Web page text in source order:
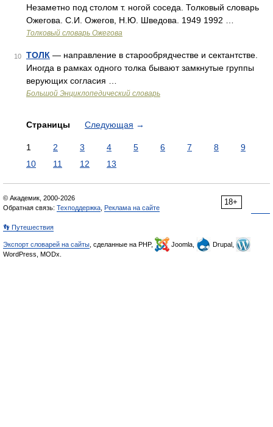
Незаметно под столом т. ногой соседа. Толковый словарь
Ожегова. С.И. Ожегов, Н.Ю. Шведова. 1949 1992 …
Толковый словарь Ожегова
10 ТОЛК — направление в старообрядчестве и сектантстве.
Иногда в рамках одного толка бывают замкнутые группы
верующих согласия …
Большой Энциклопедический словарь
Страницы Следующая →
1 2 3 4 5 6 7 8
9
10
11 12 13
18+
© Академик, 2000-2026
Обратная связь: Техподдержка Реклама на сайте
👣 Путешествия
Экспорт словарей на сайты , сделанные на PHP, Joomla,
Drupal,
WordPress, MODx.